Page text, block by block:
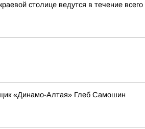
столице ведутся в течение
«Динамо-Алтая» Глеб Самошин